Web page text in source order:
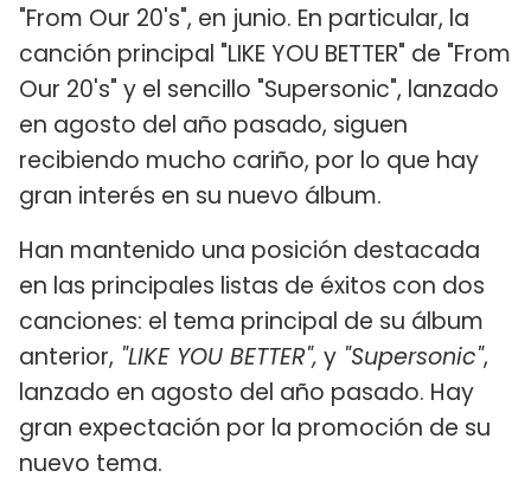
"From Our 20's", en junio. En particular, la
canción principal "LIKE YOU BETTER" de "From
Our 20's" y el sencillo "Supersonic", lanzado
en agosto del año pasado, siguen
recibiendo mucho cariño, por lo que hay
gran interés en su nuevo álbum.
Han mantenido una posición destacada
en las principales listas de éxitos con dos
canciones: el tema principal de su álbum
anterior, "LIKE YOU BETTER", y "Supersonic",
lanzado en agosto del año pasado. Hay
gran expectación por la promoción de su
nuevo tema.